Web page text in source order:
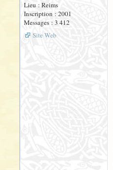
Lieu : Reims
Inscription : 2001
Messages : 3 412
Site Web